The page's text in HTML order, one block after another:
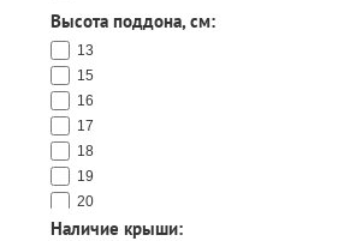
WeltWasser
Мономах
Высота поддона, см:
13
15
16
17
18
19
20
21
Наличие крыши: